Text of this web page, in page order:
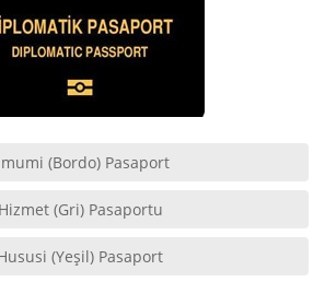
(Bordo) Pasaport
Hizmet (Gri) Pasaportu
(Yeşil) Pasaport